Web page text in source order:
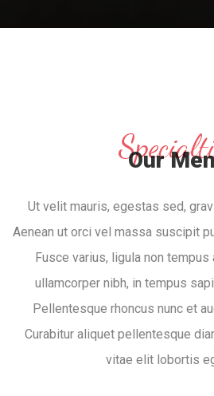
Our
Ut velit mauris, egestas sed,
Aenean ut orci vel massa suscipit
Fusce varius, ligula non tempus
ullamcorper nibh, in tempus
Pellentesque rhoncus nunc et
Curabitur aliquet pellentesque
vitae elit lobortis